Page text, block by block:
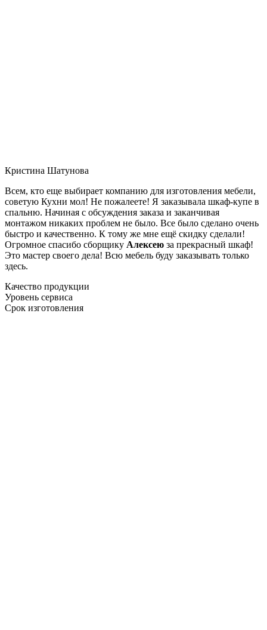
Кристина Шатунова
Всем, кто еще выбирает компанию для изготовления мебели,
советую Кухни мол! Не пожалеете! Я заказывала шкаф-купе в
спальню. Начиная с обсуждения заказа и заканчивая
монтажом никаких проблем не было. Все было сделано очень
быстро и качественно. К тому же мне ещё скидку сделали!
Огромное спасибо сборщику Алексею за прекрасный шкаф!
Это мастер своего дела! Всю мебель буду заказывать только
здесь.
Качество продукции
Уровень сервиса
Срок изготовления